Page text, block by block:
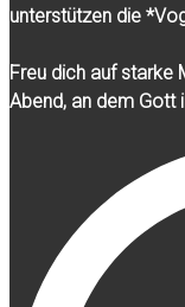
unterstützen die
Freu dich auf starke
Abend, an dem